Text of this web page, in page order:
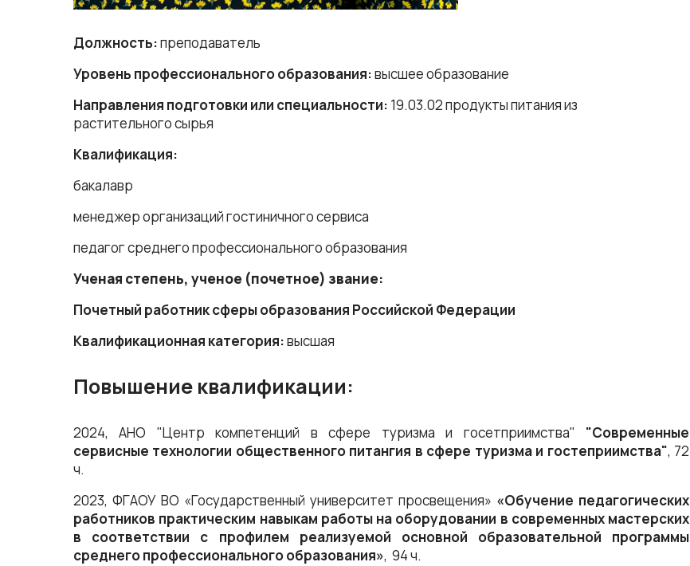
Должность:преподаватель
Уровень профессионального образования:высшее образование
Направления подготовки или специальности: 19.03.02 продукты питания из
растительного сырья
Квалификация:
бакалавр
менеджер организаций гостиничного сервиса
педагог среднего профессионального образования
Ученая степень, ученое (почетное) звание:
Почетный работник сферы образования Российской Федерации
Квалификационная категория:высшая
Повышение квалификации:
2024, АНО "Центр компетенций в сфере туризма и госетприимства" "Современные
сервисные технологии общественного питангия в сфере туризма и гостеприимства", 72
ч.
2023, ФГАОУ ВО «Государственный университет просвещения» «Обучение педагогических
работников практическим навыкам работы на оборудовании в современных мастерских
в соответствии с профилем реализуемой основной образовательной программы
среднего профессионального образования», 94 ч.